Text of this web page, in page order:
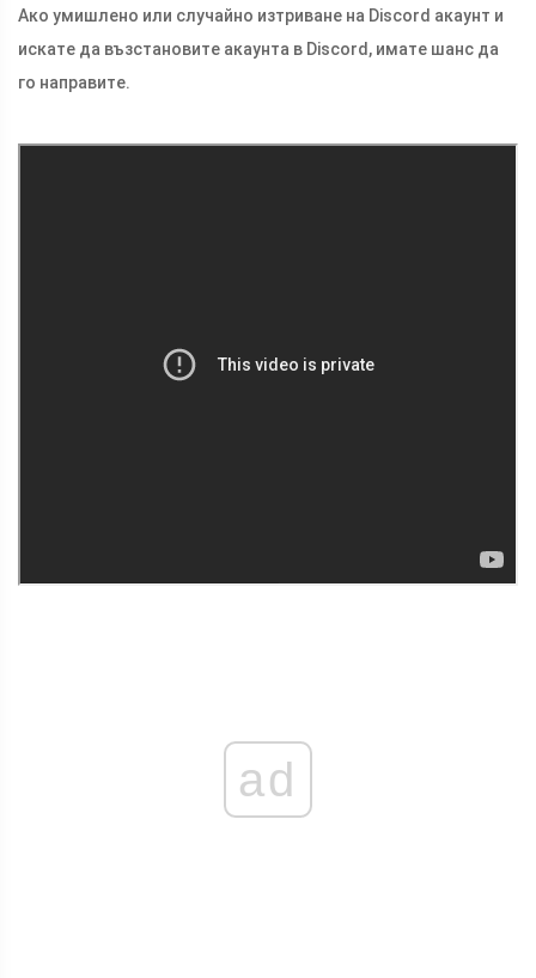
Ако умишлено или случайно изтриване на Discord акаунт и
искате да възстановите акаунта в Discord, имате шанс да
го направите.
ad